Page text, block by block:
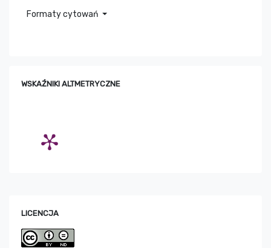
Formaty cytowań
WSKAŹNIKI ALTMETRYCZNE
LICENCJA